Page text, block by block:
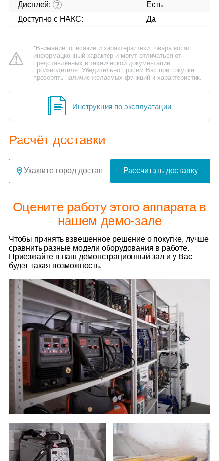
Дисплей: ?
Есть
Доступно с НАКС:
Да
*Внимание: описание и характеристики товара носят
информационный характер и могут отличаться от
представленных в технической документации
производителя. Убедительно просим Вас при покупке
проверять наличие желаемых функций и характеристик.
Инструкция по эксплуатации
Расчёт доставки
Рассчитать доставку
Оцените работу этого аппарата в
нашем демо-зале
Чтобы принять взвешенное решение о покупке, лучше
сравнить разные модели оборудования в работе.
Приезжайте в наш демонстрационный зал и у Вас
будет такая возможность.